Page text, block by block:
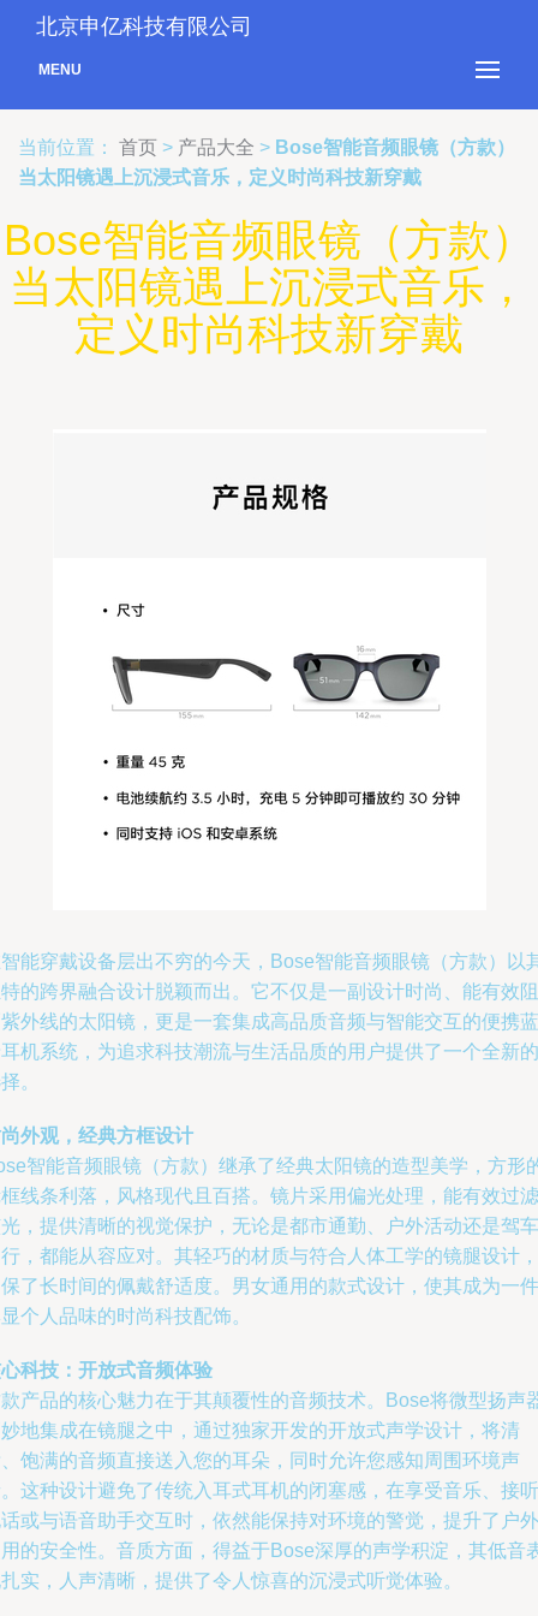
北京申亿科技有限公司
MENU
当前位置： 首页 > 产品大全 > Bose智能音频眼镜（方款）
当太阳镜遇上沉浸式音乐，定义时尚科技新穿戴
Bose智能音频眼镜（方款）
当太阳镜遇上沉浸式音乐，
定义时尚科技新穿戴
能穿戴设备层出不穷的今天，Bose智能音频眼镜（方款）以
的跨界融合设计脱颖而出。它不仅是一副设计时尚、能有效阻
外线的太阳镜，更是一套集成高品质音频与智能交互的便携蓝
机系统，为追求科技潮流与生活品质的用户提供了一个全新的
。
外观，经典方框设计
智能音频眼镜（方款）继承了经典太阳镜的造型美学，方形
线条利落，风格现代且百搭。镜片采用偏光处理，能有效过滤
，提供清晰的视觉保护，无论是都市通勤、户外活动还是驾车
，都能从容应对。其轻巧的材质与符合人体工学的镜腿设计，
了长时间的佩戴舒适度。男女通用的款式设计，使其成为一件
个人品味的时尚科技配饰。
科技：开放式音频体验
产品的核心魅力在于其颠覆性的音频技术。Bose将微型扬声
地集成在镜腿之中，通过独家开发的开放式声学设计，将清
饱满的音频直接送入您的耳朵，同时允许您感知周围环境声
这种设计避免了传统入耳式耳机的闭塞感，在享受音乐、接听
或与语音助手交互时，依然能保持对环境的警觉，提升了户外
的安全性。音质方面，得益于Bose深厚的声学积淀，其低音
实，人声清晰，提供了令人惊喜的沉浸式听觉体验。